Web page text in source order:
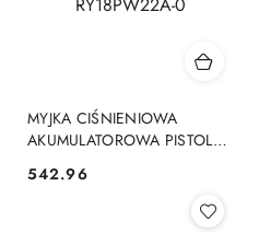
MYJKA CIŚNIENIOWA
AKUMULATOROWA PISTOLET
RYOBI RY18PW22A-0
Cena:
542.96